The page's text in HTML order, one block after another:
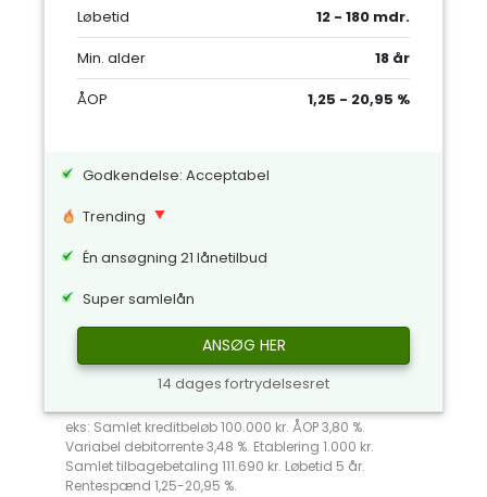
Løbetid
12 - 180 mdr.
Min. alder
18 år
ÅOP
1,25 - 20,95 %
Godkendelse: Acceptabel
Trending
Én ansøgning 21 lånetilbud
Super samlelån
ANSØG HER
14 dages fortrydelsesret
eks: Samlet kreditbeløb 100.000 kr. ÅOP 3,80 %.
Variabel debitorrente 3,48 %. Etablering 1.000 kr.
Samlet tilbagebetaling 111.690 kr. Løbetid 5 år.
Rentespænd 1,25-20,95 %.